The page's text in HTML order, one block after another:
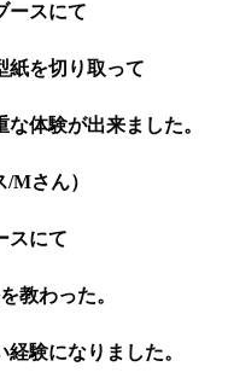
ースにて
紙を切り取って
体験が出来ました。
/Mさん）
スにて
教わった。
験になりました。